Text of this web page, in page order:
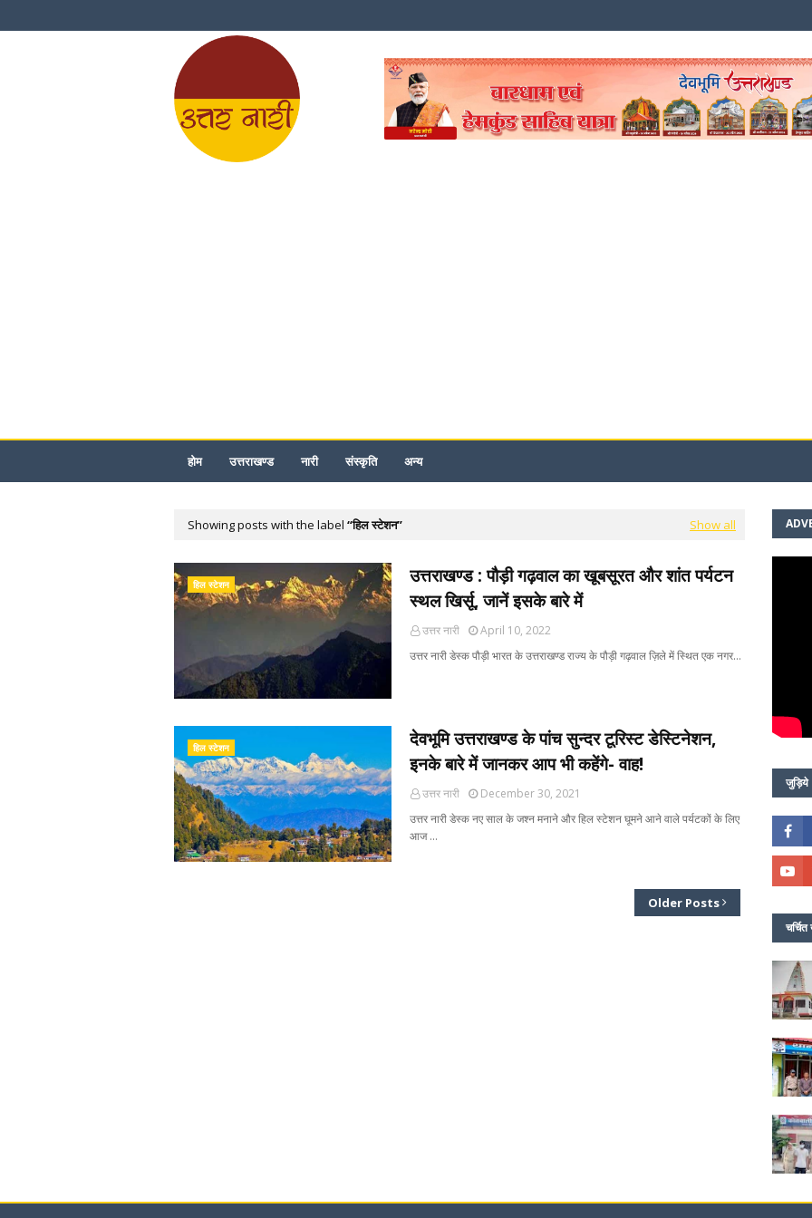
होम उत्तराखण्ड नारी संस्कृति अन्य
Showing posts with the label हिल स्टेशन Show all
हिल स्टेशन
उत्तराखण्ड : पौड़ी गढ़वाल का खूबसूरत और शांत पर्यटन
स्थल खिर्सू, जानें इसके बारे में
उत्तर नारी
April 10, 2022
उत्तर नारी डेस्क पौड़ी भारत के उत्तराखण्ड राज्य के पौड़ी गढ़वाल ज़िले में स्थित एक नगर…
हिल स्टेशन
देवभूमि उत्तराखण्ड के पांच सुन्दर टूरिस्ट डेस्टिनेशन,
इनके बारे में जानकर आप भी कहेंगे- वाह!
उत्तर नारी
December 30, 2021
उत्तर नारी डेस्क नए साल के जश्न मनाने और हिल स्टेशन घूमने आने वाले पर्यटकों के लिए
आज …
Older Posts
जुड़िये